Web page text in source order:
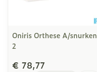
Oniris Orthese A/snurken
2
€ 78,77